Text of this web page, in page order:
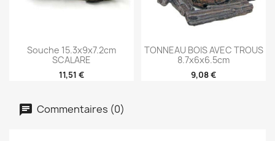
Souche 15.3x9x7.2cm
SCALARE
11,51 €
TONNEAU BOIS AVEC TROUS
8.7x6x6.5cm
9,08 €
Commentaires (0)